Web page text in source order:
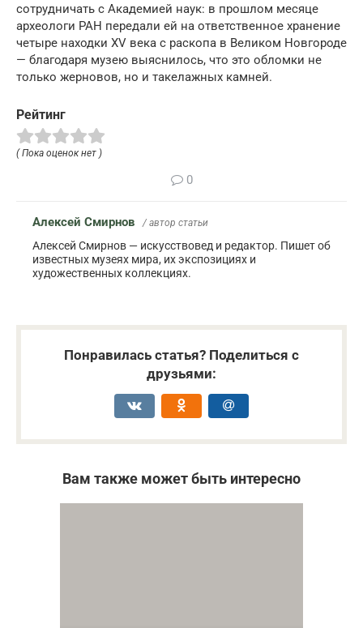
сотрудничать с Академией наук: в прошлом месяце
археологи РАН передали ей на ответственное хранение
четыре находки XV века с раскопа в Великом Новгороде
— благодаря музею выяснилось, что это обломки не
только жерновов, но и такелажных камней.
Рейтинг
( Пока оценок нет )
0
Алексей Смирнов / автор статьи
Алексей Смирнов — искусствовед и редактор. Пишет об
известных музеях мира, их экспозициях и
художественных коллекциях.
Понравилась статья? Поделиться с
друзьями:
Вам также может быть интересно